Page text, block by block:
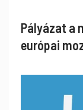
Pályázat a
európai